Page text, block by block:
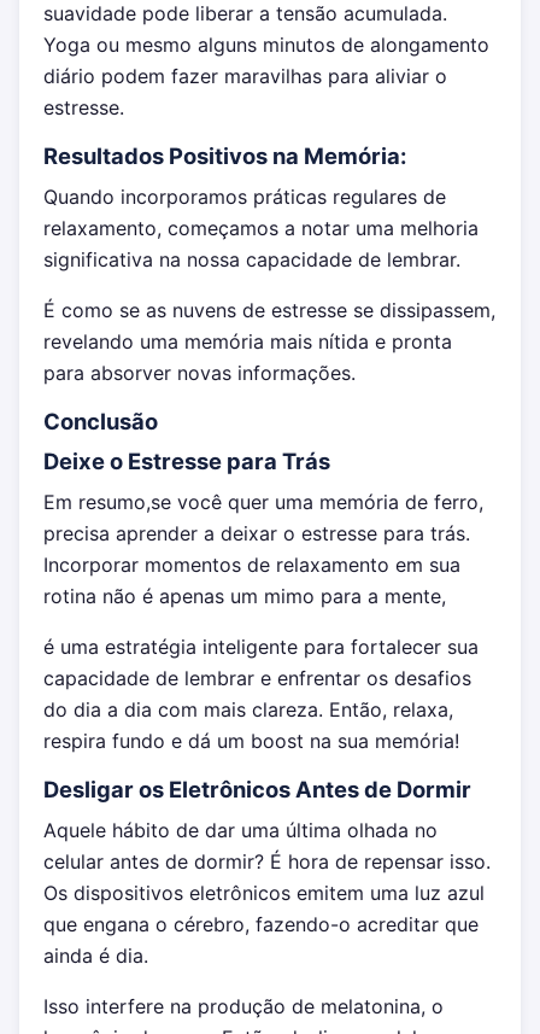
suavidade pode liberar a tensão acumulada.
Yoga ou mesmo alguns minutos de alongamento
diário podem fazer maravilhas para aliviar o
estresse.
Resultados Positivos na Memória:
Quando incorporamos práticas regulares de
relaxamento, começamos a notar uma melhoria
significativa na nossa capacidade de lembrar.
É como se as nuvens de estresse se dissipassem,
revelando uma memória mais nítida e pronta
para absorver novas informações.
Conclusão
Deixe o Estresse para Trás
Em resumo,se você quer uma memória de ferro,
precisa aprender a deixar o estresse para trás.
Incorporar momentos de relaxamento em sua
rotina não é apenas um mimo para a mente,
é uma estratégia inteligente para fortalecer sua
capacidade de lembrar e enfrentar os desafios
do dia a dia com mais clareza. Então, relaxa,
respira fundo e dá um boost na sua memória!
Desligar os Eletrônicos Antes de Dormir
Aquele hábito de dar uma última olhada no
celular antes de dormir? É hora de repensar isso.
Os dispositivos eletrônicos emitem uma luz azul
que engana o cérebro, fazendo-o acreditar que
ainda é dia.
Isso interfere na produção de melatonina, o